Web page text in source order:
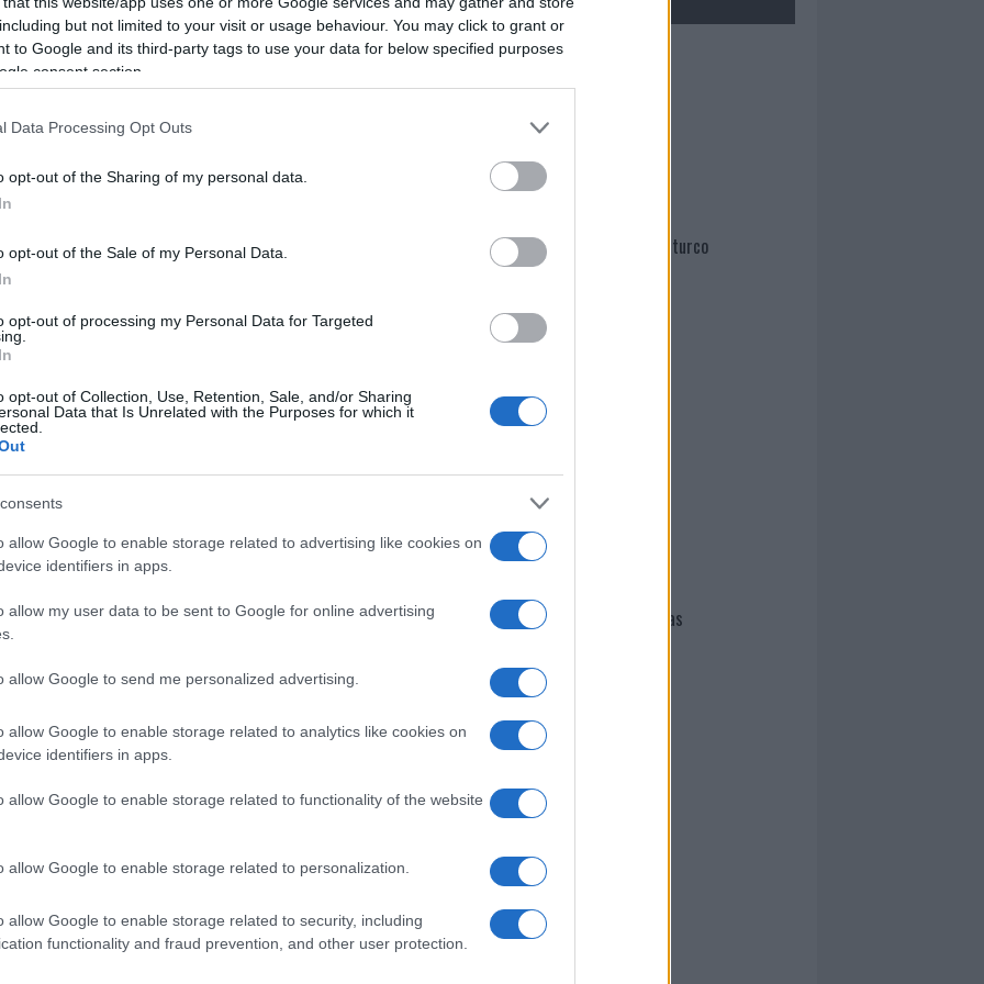
but not limited to your visit or usage behaviour. You may click to grant or
to Google and its third-party tags to use your data for below specified purposes
consent section.
Data Processing Opt Outs
opt-out of the Sharing of my personal data.
opt-out of the Sale of my Personal Data.
opt-out of processing my Personal Data for Targeted
opt-out of Collection, Use, Retention, Sale, and/or Sharing
Data that Is Unrelated with the Purposes for which it
allow Google to enable storage related to advertising like cookies on
identifiers in apps.
allow my user data to be sent to Google for online advertising
allow Google to send me personalized advertising.
allow Google to enable storage related to analytics like cookies on
identifiers in apps.
allow Google to enable storage related to functionality of the website
allow Google to enable storage related to personalization.
allow Google to enable storage related to security, including
functionality and fraud prevention, and other user protection.
nella sezione Login
di GalluraOggi.it
i tuoi video e le tue foto
+39 345 356 7512
news daGoogle News
Prossimo articolo
Mario Malu
Martina Agostina Diturco
I nostri cari
I nostri cari
I nostri cari
Giovannimaria Cabras